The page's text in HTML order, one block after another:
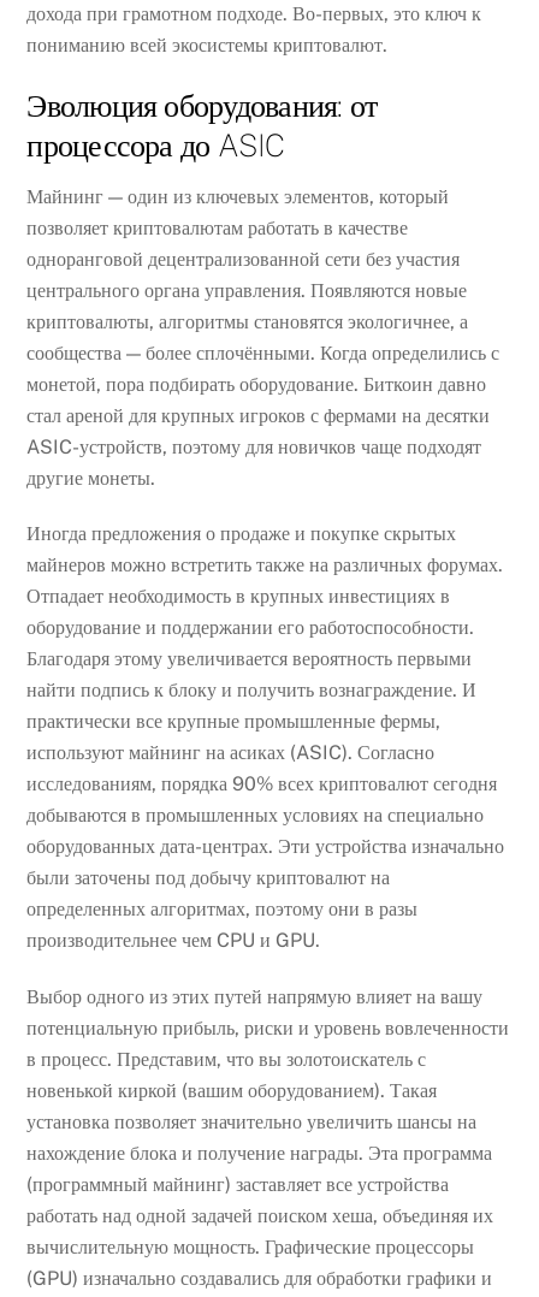
дохода при грамотном подходе. Во-первых, это ключ к
пониманию всей экосистемы криптовалют.
Эволюция оборудования: от
процессора до ASIC
Майнинг — один из ключевых элементов, который
позволяет криптовалютам работать в качестве
одноранговой децентрализованной сети без участия
центрального органа управления. Появляются новые
криптовалюты, алгоритмы становятся экологичнее, а
сообщества — более сплочёнными. Когда определились с
монетой, пора подбирать оборудование. Биткоин давно
стал ареной для крупных игроков с фермами на десятки
ASIC-устройств, поэтому для новичков чаще подходят
другие монеты.
Иногда предложения о продаже и покупке скрытых
майнеров можно встретить также на различных форумах.
Отпадает необходимость в крупных инвестициях в
оборудование и поддержании его работоспособности.
Благодаря этому увеличивается вероятность первыми
найти подпись к блоку и получить вознаграждение. И
практически все крупные промышленные фермы,
используют майнинг на асиках (ASIC). Согласно
исследованиям, порядка 90% всех криптовалют сегодня
добываются в промышленных условиях на специально
оборудованных дата-центрах. Эти устройства изначально
были заточены под добычу криптовалют на
определенных алгоритмах, поэтому они в разы
производительнее чем CPU и GPU.
Выбор одного из этих путей напрямую влияет на вашу
потенциальную прибыль, риски и уровень вовлеченности
в процесс. Представим, что вы золотоискатель с
новенькой киркой (вашим оборудованием). Такая
установка позволяет значительно увеличить шансы на
нахождение блока и получение награды. Эта программа
(программный майнинг) заставляет все устройства
работать над одной задачей поиском хеша, объединяя их
вычислительную мощность. Графические процессоры
(GPU) изначально создавались для обработки графики и